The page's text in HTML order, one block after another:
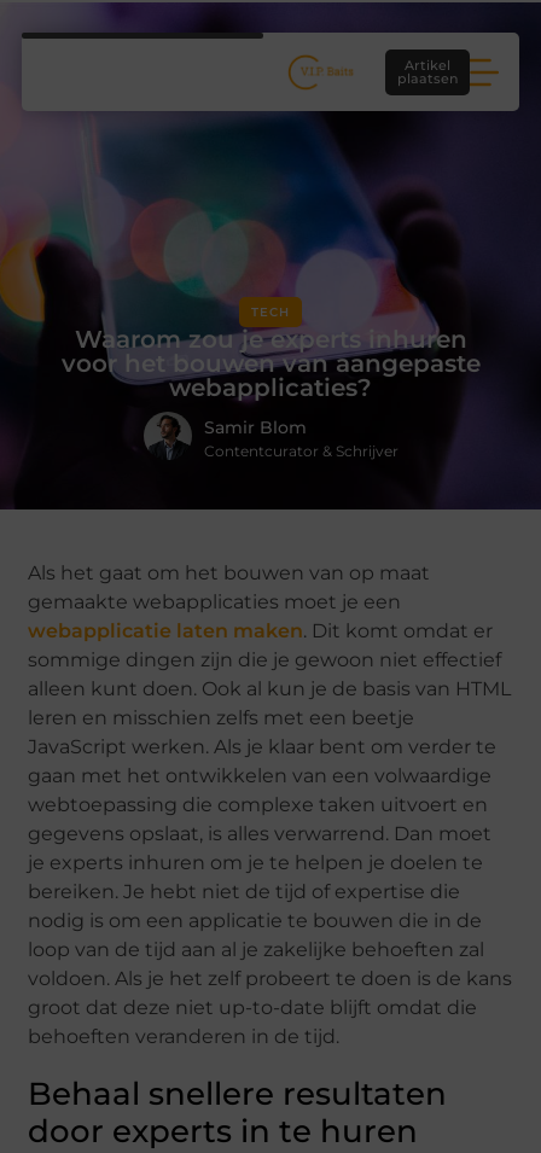
Artikel
plaatsen
TECH
Waarom zou je experts inhuren
voor het bouwen van aangepaste
webapplicaties?
Samir Blom
Contentcurator & Schrijver
Als het gaat om het bouwen van op maat
gemaakte webapplicaties moet je een
webapplicatie laten maken. Dit komt omdat er
sommige dingen zijn die je gewoon niet effectief
alleen kunt doen. Ook al kun je de basis van HTML
leren en misschien zelfs met een beetje
JavaScript werken. Als je klaar bent om verder te
gaan met het ontwikkelen van een volwaardige
webtoepassing die complexe taken uitvoert en
gegevens opslaat, is alles verwarrend. Dan moet
je experts inhuren om je te helpen je doelen te
bereiken. Je hebt niet de tijd of expertise die
nodig is om een ​​applicatie te bouwen die in de
loop van de tijd aan al je zakelijke behoeften zal
voldoen. Als je het zelf probeert te doen is de kans
groot dat deze niet up-to-date blijft omdat die
behoeften veranderen in de tijd.
Behaal snellere resultaten
door experts in te huren